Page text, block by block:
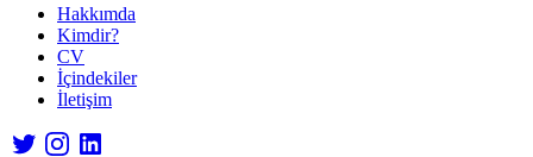
Hakkımda
Kimdir?
CV
İçindekiler
İletişim